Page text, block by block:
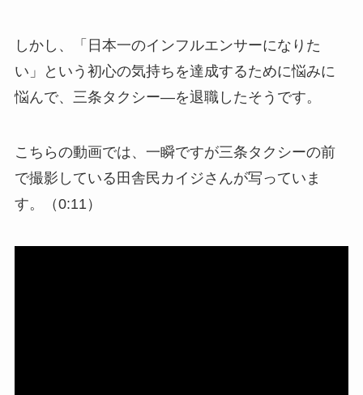
しかし、「日本一のインフルエンサーになりた
い」という初心の気持ちを達成するために悩みに
悩んで、三条タクシー―を退職したそうです。
こちらの動画では、一瞬ですが三条タクシーの前
で撮影している田舎民カイジさんが写っていま
す。（0:11）